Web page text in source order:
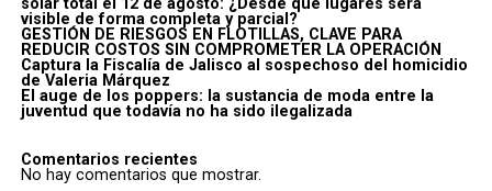
solar total el 12 de agosto: ¿Desde qué lugares será
visible de forma completa y parcial?
GESTIÓN DE RIESGOS EN FLOTILLAS, CLAVE PARA
REDUCIR COSTOS SIN COMPROMETER LA OPERACIÓN
Captura la Fiscalía de Jalisco al sospechoso del homicidio
de Valeria Márquez
El auge de los poppers: la sustancia de moda entre la
juventud que todavía no ha sido ilegalizada
Comentarios recientes
No hay comentarios que mostrar.